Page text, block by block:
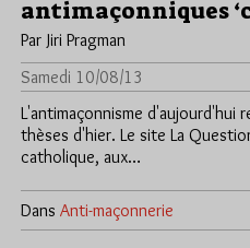
antimaçonniques
Par Jiri Pragman
Samedi 10/08/13
L'antimaçonnisme
thèses d'hier. Le site La
catholique, aux…
Dans Anti-maçonnerie